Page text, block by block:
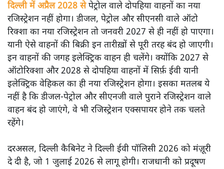
दिल्ली में अप्रैल 2028 सेपेट्रोल वाले दोपहिया वाहनों का नया
रजिस्ट्रेशन नहीं होगा। डीजल, पेट्रोल और सीएनसी वाले ऑटो
रिक्शा का नया रजिस्ट्रेशन तो जनवरी 2027 से ही नहीं हो पाएगा।
यानी ऐसे वाहनों की बिक्री इन तारीख़ों से पूरी तरह बंद हो जाएगी।
इन वाहनों की जगह इलेक्ट्रिक वाहन ही चलेंगे। क्योंकि 2027 से
ऑटोरिक्शा और 2028 से दोपहिया वाहनों में सिर्फ़ ईवी यानी
इलेक्ट्रिक वेहिकल का ही नया रजिस्ट्रेशन होगा। इसका मतलब ये
नहीं है कि डीजल-पेट्रोल और सीएनजी वाले पुराने रजिस्ट्रेशन वाले
वाहन बंद हो जाएंगे, वे भी रजिस्ट्रेशन एक्सपायर होने तक चलते
रहेंगे।
दरअसल, दिल्ली कैबिनेट ने दिल्ली ईवी पॉलिसी 2026 को मंज़ूरी
दे दी है, जो 1 जुलाई 2026 से लागू होगी। राजधानी को प्रदूषण